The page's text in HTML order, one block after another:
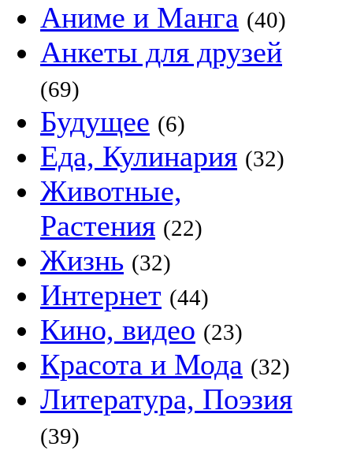
Аниме и Манга (40)
Анкеты для друзей
(69)
Будущее (6)
Еда, Кулинария (32)
Животные,
Растения (22)
Жизнь (32)
Интернет (44)
Кино, видео (23)
Красота и Мода (32)
Литература, Поэзия
(39)